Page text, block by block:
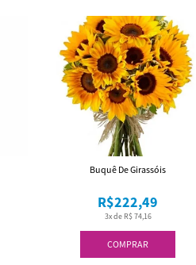
COMPRAR
3x de R$ 74,16
R$222,49
Buquê De Girassóis